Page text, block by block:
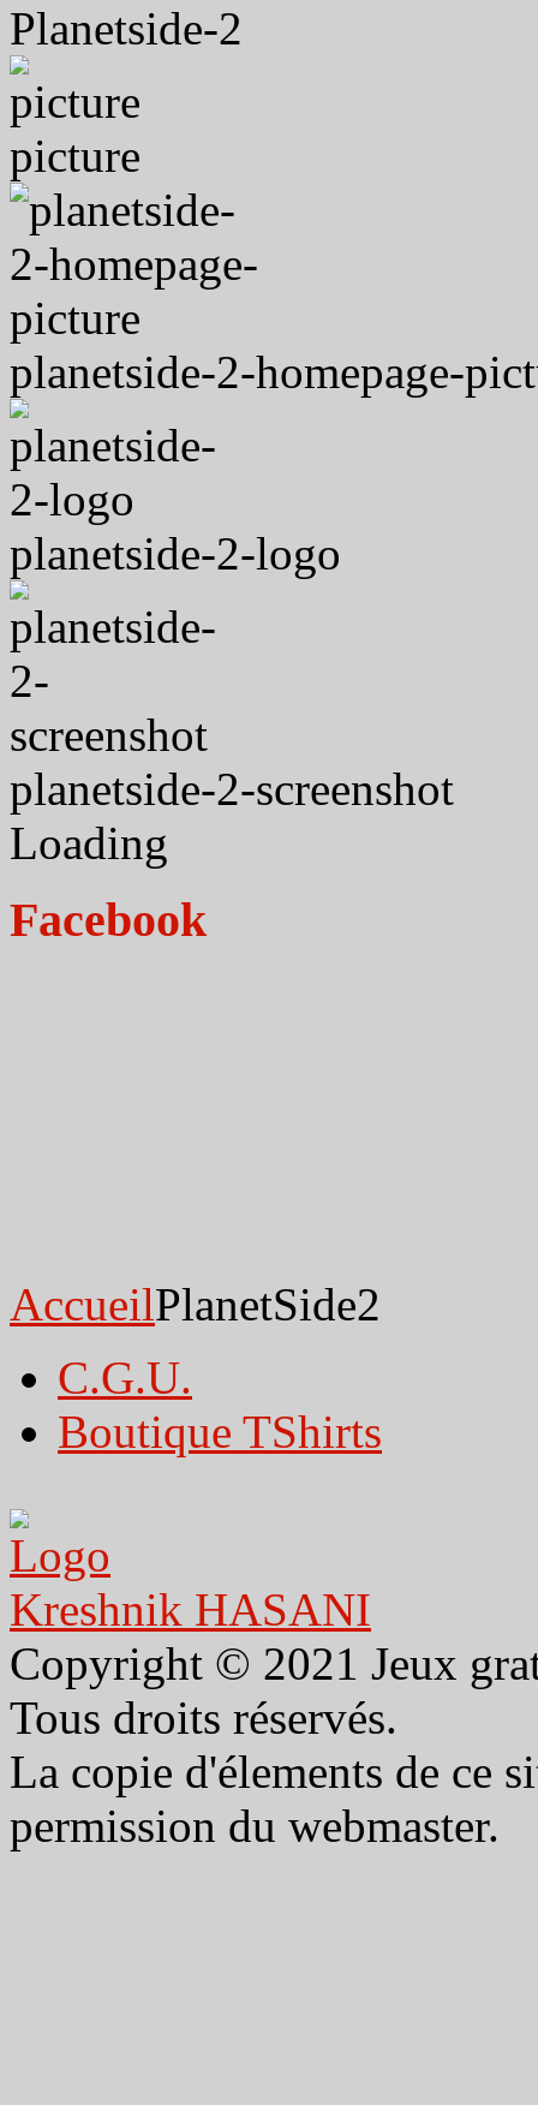
Planetside-2
picture
planetside-2-homepage-
planetside-2-logo
planetside-2-screenshot
Loading
Facebook
AccueilPlanetSide2
C.G.U.
Boutique TShirts
Kreshnik HASANI
Copyright © 2021 Jeux
Tous droits réservés.
La copie d'élements de ce
permission du webmaster.